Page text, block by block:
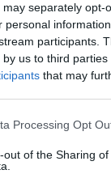
separately opt-
personal
participants.
us to third parties
that may
Processing Opt
out of the Sharing of
Cię owsparcie
serwisu
mogli